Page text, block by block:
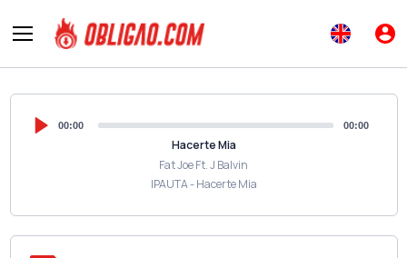
00:00 00:00
Hacerte Mia
Fat Joe Ft. J Balvin
IPAUTA - Hacerte Mia